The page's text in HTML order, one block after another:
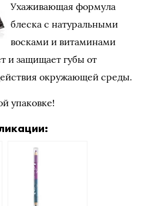
Ухаживающая формула
блеска с натуральными
восками и витаминами
и защищает губы от
окружающей среды.
упаковке!